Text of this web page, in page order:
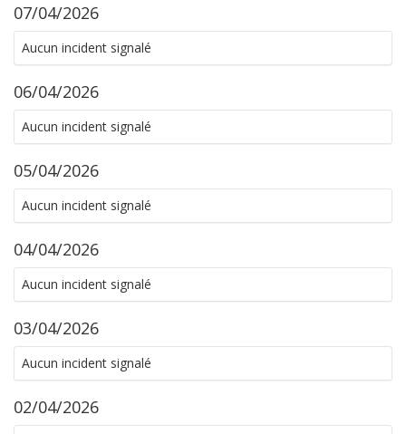
07/04/2026
Aucun incident signalé
06/04/2026
Aucun incident signalé
05/04/2026
Aucun incident signalé
04/04/2026
Aucun incident signalé
03/04/2026
Aucun incident signalé
02/04/2026